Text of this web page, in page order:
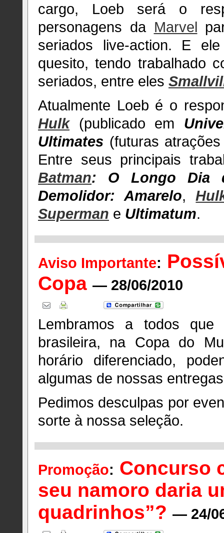
cargo, Loeb será o
personagens da Marvel
seriados live-action. E
quesito, tendo trabalhado
seriados, entre eles
Atualmente Loeb é o
Hulk(publicado em
Ultimates (futuras
Entre seus principais
Batman: O Longo Dia
Demolidor: Amarelo,
Superman e Ultimatum.
Aviso Importante:
Copa — 28/06/2010
Lembramos a todos
brasileira, na Copa do
horário diferenciado,
algumas de nossas
Pedimos desculpas por
sorte à nossa seleção.
Promoção: Concurso
seu namoro daria
quadrinhos”? — 24/